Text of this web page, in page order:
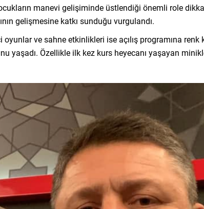
manevi gelişiminde üstlendiği önemli role
gelişmesine katkı sunduğu vurgulandı.
ve sahne etkinlikleri ise açılış programına
yaşadı. Özellikle ilk kez kurs heyecanı yaşayan